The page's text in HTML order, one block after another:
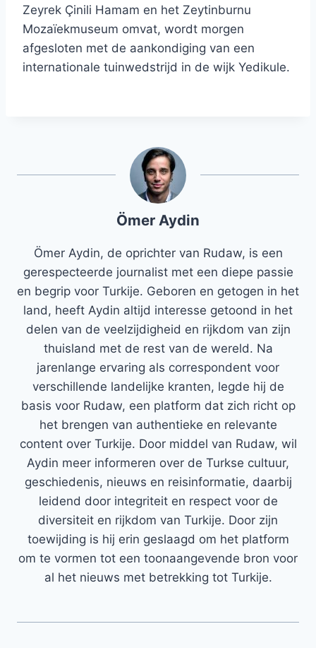
Zeyrek Çinili Hamam en het Zeytinburnu
Mozaïekmuseum omvat, wordt morgen
afgesloten met de aankondiging van een
internationale tuinwedstrijd in de wijk Yedikule.
Ömer Aydin
Ömer Aydin, de oprichter van Rudaw, is een
gerespecteerde journalist met een diepe passie
en begrip voor Turkije. Geboren en getogen in het
land, heeft Aydin altijd interesse getoond in het
delen van de veelzijdigheid en rijkdom van zijn
thuisland met de rest van de wereld. Na
jarenlange ervaring als correspondent voor
verschillende landelijke kranten, legde hij de
basis voor Rudaw, een platform dat zich richt op
het brengen van authentieke en relevante
content over Turkije. Door middel van Rudaw, wil
Aydin meer informeren over de Turkse cultuur,
geschiedenis, nieuws en reisinformatie, daarbij
leidend door integriteit en respect voor de
diversiteit en rijkdom van Turkije. Door zijn
toewijding is hij erin geslaagd om het platform
om te vormen tot een toonaangevende bron voor
al het nieuws met betrekking tot Turkije.